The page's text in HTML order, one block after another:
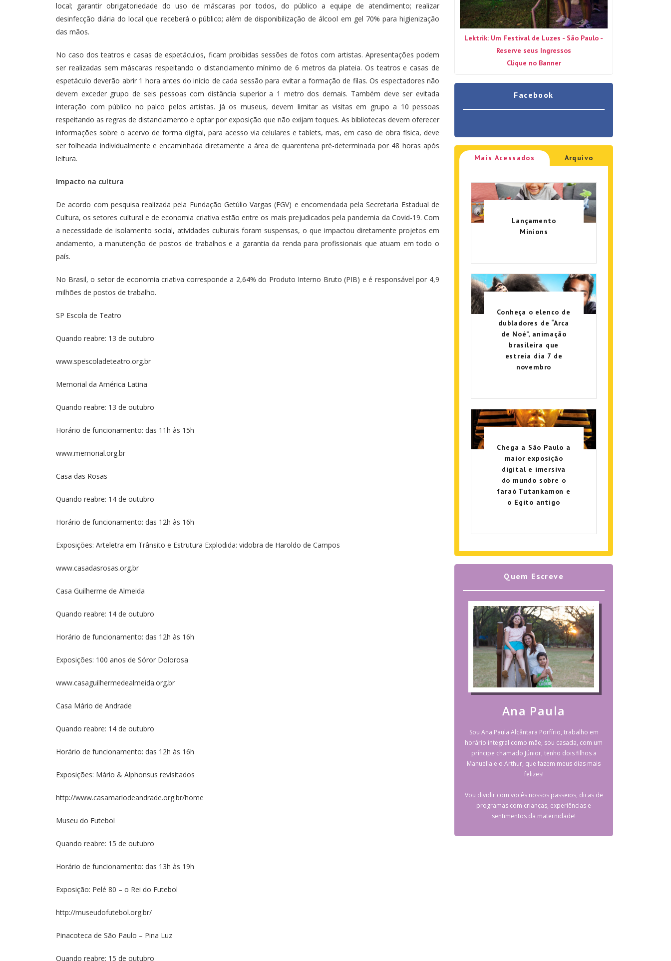
local; garantir obrigatoriedade do uso de máscaras por todos, do público a equipe de atendimento; realizar
desinfecção diária do local que receberá o público; além de disponibilização de álcool em gel 70% para higienização
das mãos.
No caso dos teatros e casas de espetáculos, ficam proibidas sessões de fotos com artistas. Apresentações podem
ser realizadas sem máscaras respeitando o distanciamento mínimo de 6 metros da plateia. Os teatros e casas de
espetáculo deverão abrir 1 hora antes do início de cada sessão para evitar a formação de filas. Os espectadores não
devem exceder grupo de seis pessoas com distância superior a 1 metro dos demais. Também deve ser evitada
interação com público no palco pelos artistas. Já os museus, devem limitar as visitas em grupo a 10 pessoas
respeitando as regras de distanciamento e optar por exposição que não exijam toques. As bibliotecas devem oferecer
informações sobre o acervo de forma digital, para acesso via celulares e tablets, mas, em caso de obra física, deve
ser folheada individualmente e encaminhada diretamente a área de quarentena pré-determinada por 48 horas após
leitura.
Impacto na cultura
De acordo com pesquisa realizada pela Fundação Getúlio Vargas (FGV) e encomendada pela Secretaria Estadual de
Cultura, os setores cultural e de economia criativa estão entre os mais prejudicados pela pandemia da Covid-19. Com
a necessidade de isolamento social, atividades culturais foram suspensas, o que impactou diretamente projetos em
andamento, a manutenção de postos de trabalhos e a garantia da renda para profissionais que atuam em todo o
país.
No Brasil, o setor de economia criativa corresponde a 2,64% do Produto Interno Bruto (PIB) e é responsável por 4,9
milhões de postos de trabalho.
SP Escola de Teatro
Quando reabre: 13 de outubro
www.spescoladeteatro.org.br
Memorial da América Latina
Quando reabre: 13 de outubro
Horário de funcionamento: das 11h às 15h
www.memorial.org.br
Casa das Rosas
Quando reabre: 14 de outubro
Horário de funcionamento: das 12h às 16h
Exposições: Arteletra em Trânsito e Estrutura Explodida: vidobra de Haroldo de Campos
www.casadasrosas.org.br
Casa Guilherme de Almeida
Quando reabre: 14 de outubro
Horário de funcionamento: das 12h às 16h
Exposições: 100 anos de Sóror Dolorosa
www.casaguilhermedealmeida.org.br
Casa Mário de Andrade
Quando reabre: 14 de outubro
Horário de funcionamento: das 12h às 16h
Exposições: Mário & Alphonsus revisitados
http://www.casamariodeandrade.org.br/home
Museu do Futebol
Quando reabre: 15 de outubro
Horário de funcionamento: das 13h às 19h
Exposição: Pelé 80 – o Rei do Futebol
http://museudofutebol.org.br/
Pinacoteca de São Paulo – Pina Luz
Quando reabre: 15 de outubro
Lektrik: Um Festival de Luzes - São Paulo -
Reserve seus Ingressos
Clique no Banner
Facebook
Mais Acessados Arquivo
Lançamento
Minions
Conheça o elenco de
dubladores de “Arca
de Noé”, animação
brasileira que
estreia dia 7 de
novembro
Chega a São Paulo a
maior exposição
digital e imersiva
do mundo sobre o
faraó Tutankamon e
o Egito antigo
Quem Escreve
Ana Paula
Sou Ana Paula Alcântara Porfírio, trabalho em
horário integral como mãe, sou casada, com um
príncipe chamado Júnior, tenho dois filhos a
Manuella e o Arthur, que fazem meus dias mais
felizes!
Vou dividir com vocês nossos passeios, dicas de
programas com crianças, experiências e
sentimentos da maternidade!